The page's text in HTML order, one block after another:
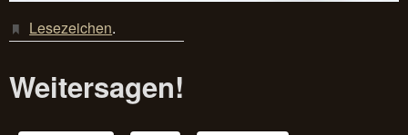
Lesezeichen.
Weitersagen!